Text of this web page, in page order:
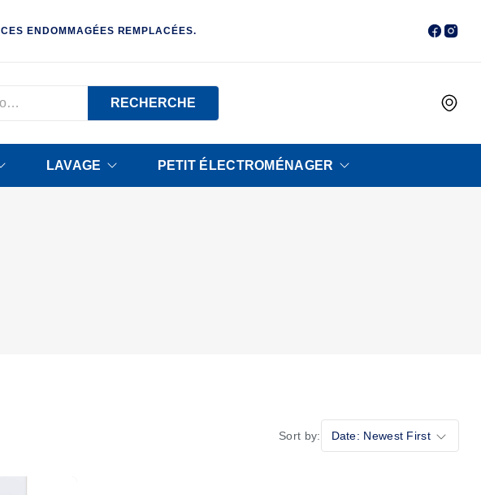
ENDOMMAGÉES REMPLACÉES.
RECHERCHE
LAVAGE PETIT ÉLECTROMÉNAGER
Sort by: Date: Newest First